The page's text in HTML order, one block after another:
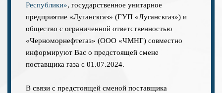
Республики», государственное унитарное
предприятие «Луганскгаз» (ГУП «Луганскгаз») и
общество с ограниченной ответственностью
«Черноморнефтегаз» (ООО «ЧМНГ) совместно
информируют Вас о предстоящей смене
поставщика газа с 01.07.2024.
В связи с предстоящей сменой поставщика